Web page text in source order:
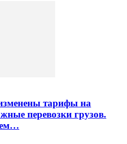
тарифы на
перевозки грузов.